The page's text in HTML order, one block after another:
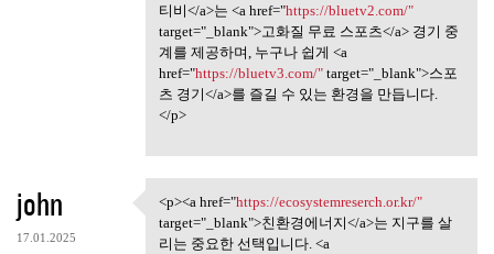
티비</a>는 <a href="https://bluetv2.com/"
target="_blank">고화질 무료 스포츠</a> 경기 중
계를 제공하며, 누구나 쉽게 <a
href="https://bluetv3.com/"target="_blank">스포
츠 경기</a>를 즐길 수 있는 환경을 만듭니다.
</p>
john
17.01.2025
<p><a href="https:/
<p><a href="https://ecosystemreserch.or.kr/"
target="_blank">친환경에너지</a>는 지구를 살
리는 중요한 선택입니다. <a